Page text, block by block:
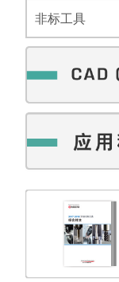
非标工具